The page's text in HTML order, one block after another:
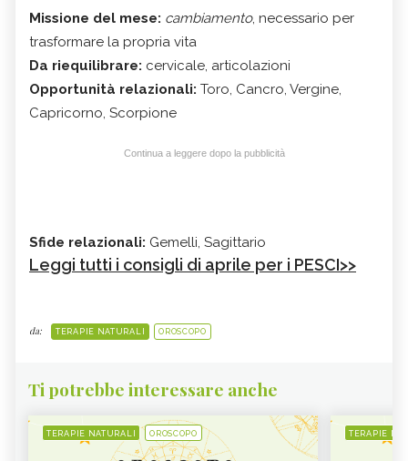
Missione del mese: cambiamento, necessario per
trasformare la propria vita
Da riequilibrare: cervicale, articolazioni
Opportunità relazionali: Toro, Cancro, Vergine,
Capricorno, Scorpione
Continua a leggere dopo la pubblicità
Sfide relazionali: Gemelli, Sagittario
Leggi tutti i consigli di aprile per i PESCI>>
da: TERAPIE NATURALI OROSCOPO
Ti potrebbe interessare anche
TERAPIE NATURALI OROSCOPO TERAPIE